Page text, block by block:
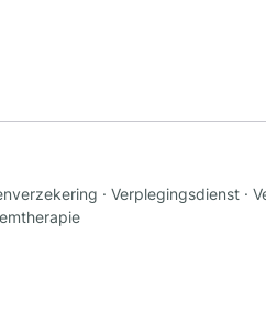
· Verplegingsdienst ·